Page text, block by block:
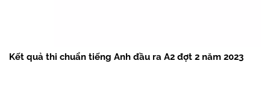
Kết quả thi chuẩn tiếng Anh đầu ra A2 đợt 2 năm 2023